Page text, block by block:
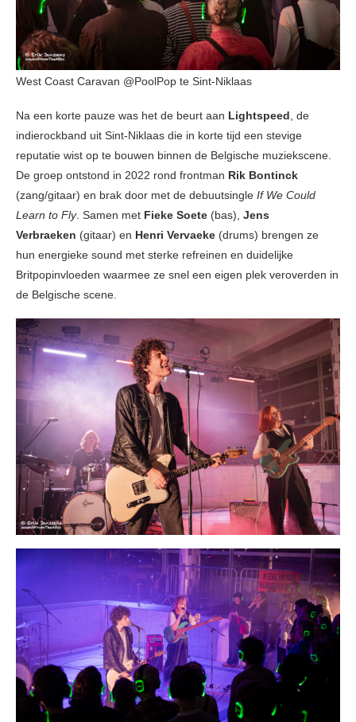
West Coast Caravan @PoolPop te Sint-Niklaas
Na een korte pauze was het de beurt aan Lightspeed, de
indierockband uit Sint-Niklaas die in korte tijd een stevige
reputatie wist op te bouwen binnen de Belgische muziekscene.
De groep ontstond in 2022 rond frontman Rik Bontinck
(zang/gitaar) en brak door met de debuutsingle If We Could
Learn to Fly. Samen met Fieke Soete (bas), Jens
Verbraeken (gitaar) en Henri Vervaeke (drums) brengen ze
hun energieke sound met sterke refreinen en duidelijke
Britpopinvloeden waarmee ze snel een eigen plek veroverden in
de Belgische scene.